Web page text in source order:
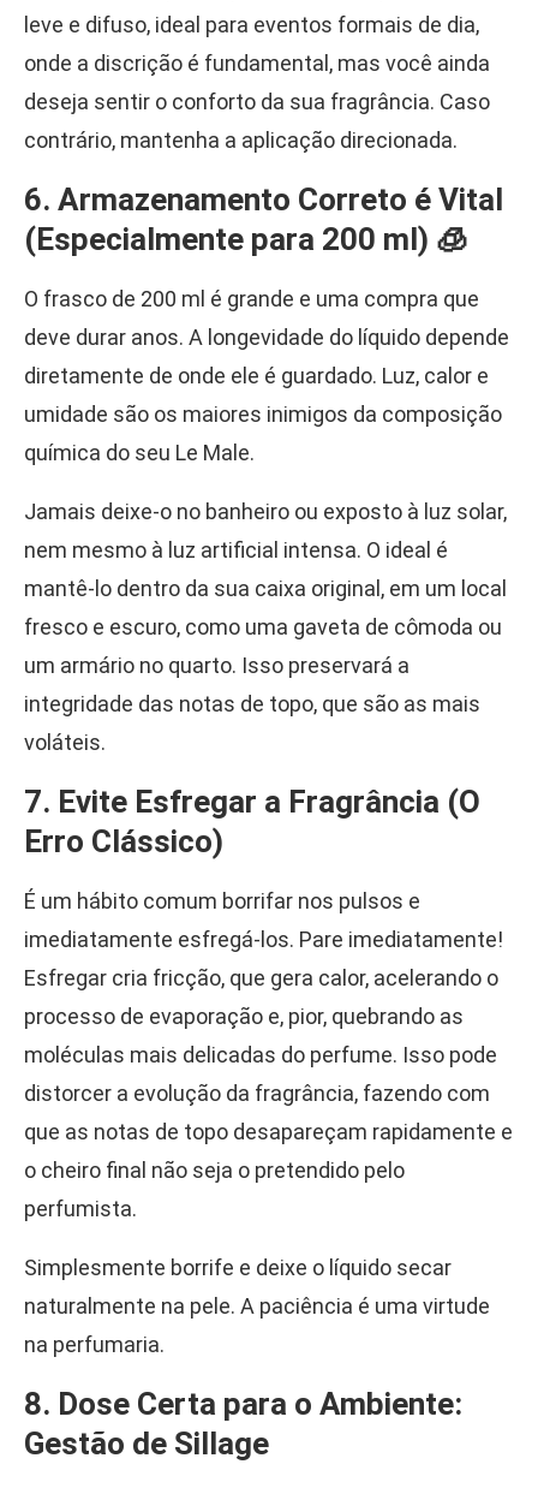
leve e difuso, ideal para eventos formais de dia,
onde a discrição é fundamental, mas você ainda
deseja sentir o conforto da sua fragrância. Caso
contrário, mantenha a aplicação direcionada.
6. Armazenamento Correto é Vital
(Especialmente para 200 ml) 🧊
O frasco de 200 ml é grande e uma compra que
deve durar anos. A longevidade do líquido depende
diretamente de onde ele é guardado. Luz, calor e
umidade são os maiores inimigos da composição
química do seu Le Male.
Jamais deixe-o no banheiro ou exposto à luz solar,
nem mesmo à luz artificial intensa. O ideal é
mantê-lo dentro da sua caixa original, em um local
fresco e escuro, como uma gaveta de cômoda ou
um armário no quarto. Isso preservará a
integridade das notas de topo, que são as mais
voláteis.
7. Evite Esfregar a Fragrância (O
Erro Clássico)
É um hábito comum borrifar nos pulsos e
imediatamente esfregá-los. Pare imediatamente!
Esfregar cria fricção, que gera calor, acelerando o
processo de evaporação e, pior, quebrando as
moléculas mais delicadas do perfume. Isso pode
distorcer a evolução da fragrância, fazendo com
que as notas de topo desapareçam rapidamente e
o cheiro final não seja o pretendido pelo
perfumista.
Simplesmente borrife e deixe o líquido secar
naturalmente na pele. A paciência é uma virtude
na perfumaria.
8. Dose Certa para o Ambiente:
Gestão de Sillage